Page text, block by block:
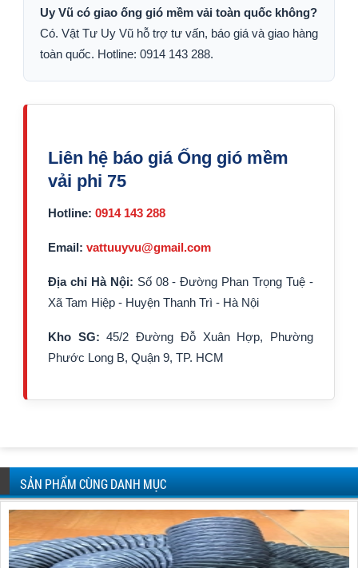
Uy Vũ có giao ống gió mềm vải toàn quốc không?
Có. Vật Tư Uy Vũ hỗ trợ tư vấn, báo giá và giao hàng
toàn quốc. Hotline: 0914 143 288.
Liên hệ báo giá Ống gió mềm
vải phi 75
Hotline: 0914 143 288
Email: vattuuyvu@gmail.com
Địa chỉ Hà Nội: Số 08 - Đường Phan Trọng Tuệ -
Xã Tam Hiệp - Huyện Thanh Trì - Hà Nội
Kho SG: 45/2 Đường Đỗ Xuân Hợp, Phường
Phước Long B, Quận 9, TP. HCM
SẢN PHẨM CÙNG DANH MỤC